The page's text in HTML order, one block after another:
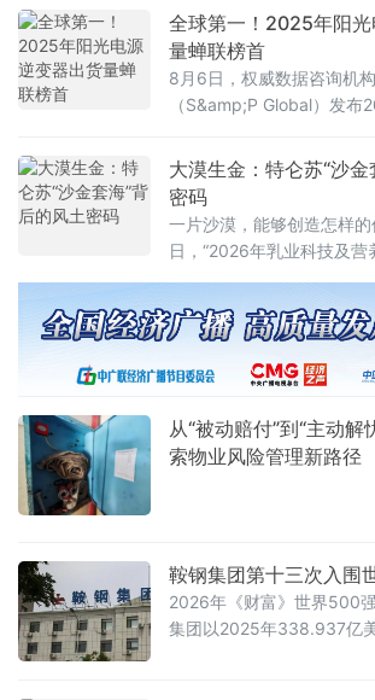
业协会主办，汇集行业领
代表与市场客商共襄盛会
稳向好发展、向高端市场迈
增收注入全新动能
全球第一！2025年阳
量蝉联榜首
8月6日，权威数据咨询机
（S&amp;P Global）发布
全球光伏逆变器龙头地位。
大漠生金：特仑苏“沙
密码
一片沙漠，能够创造怎样
日，“2026年乳业科技及营
片土地上共同探寻行业绿
路径，蒙牛集团则以乌兰布
践作答：让黄沙生绿，让
赠与产业力量共同孕育一
从“被动赔付”到“主动解
索物业风险管理新路径
鞍钢集团第十三次入围
2026年《财富》世界500
集团以2025年338.937亿